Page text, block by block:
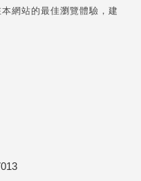
網站的最佳瀏覽體驗，建